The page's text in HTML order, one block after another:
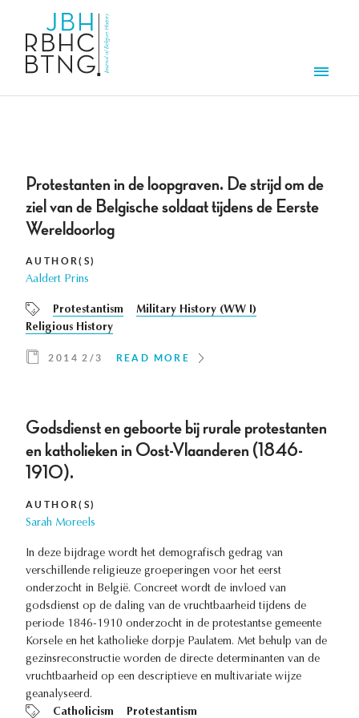
Protestanten in de loopgraven. De strijd om de
ziel van de Belgische soldaat tijdens de Eerste
Wereldoorlog
AUTHOR(S)
Aaldert Prins
Protestantism
Military History (WW I)
Religious History
2014 2/3 READ MORE
Godsdienst en geboorte bij rurale protestanten
en katholieken in Oost-Vlaanderen (1846-
1910).
AUTHOR(S)
Sarah Moreels
In deze bijdrage wordt het demografisch gedrag van
verschillende religieuze groeperingen voor het eerst
onderzocht in België. Concreet wordt de invloed van
godsdienst op de daling van de vruchtbaarheid tijdens de
periode 1846-1910 onderzocht in de protestantse gemeente
Korsele en het katholieke dorpje Paulatem. Met behulp van de
gezinsreconstructie worden de directe determinanten van de
vruchtbaarheid op een descriptieve en multivariate wijze
geanalyseerd.
Catholicism
Protestantism